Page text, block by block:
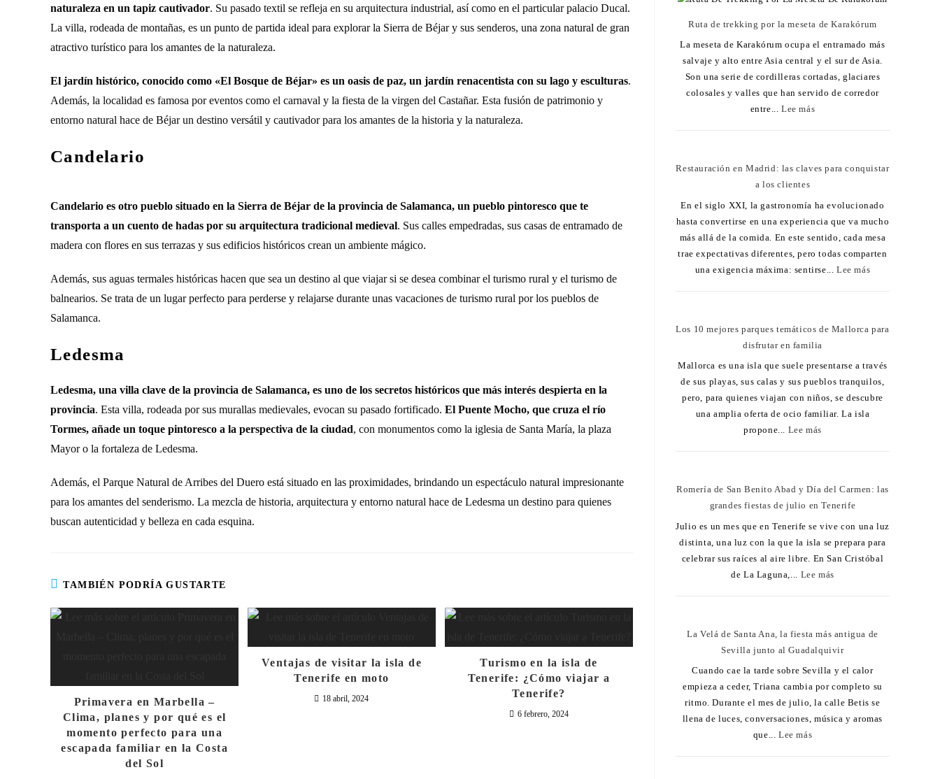
naturaleza en un tapiz cautivador. Su pasado textil se refleja en su arquitectura industrial, así como en el particular palacio Ducal.
La villa, rodeada de montañas, es un punto de partida ideal para explorar la Sierra de Béjar y sus senderos, una zona natural de gran
atractivo turístico para los amantes de la naturaleza.
El jardín histórico, conocido como «El Bosque de Béjar» es un oasis de paz, un jardín renacentista con su lago y esculturas.
Además, la localidad es famosa por eventos como el carnaval y la fiesta de la virgen del Castañar. Esta fusión de patrimonio y
entorno natural hace de Béjar un destino versátil y cautivador para los amantes de la historia y la naturaleza.
Candelario
Candelario es otro pueblo situado en la Sierra de Béjar de la provincia de Salamanca, un pueblo pintoresco que te
transporta a un cuento de hadas por su arquitectura tradicional medieval. Sus calles empedradas, sus casas de entramado de
madera con flores en sus terrazas y sus edificios históricos crean un ambiente mágico.
Además, sus aguas termales históricas hacen que sea un destino al que viajar si se desea combinar el turismo rural y el turismo de
balnearios. Se trata de un lugar perfecto para perderse y relajarse durante unas vacaciones de turismo rural por los pueblos de
Salamanca.
Ledesma
Ledesma, una villa clave de la provincia de Salamanca, es uno de los secretos históricos que más interés despierta en la
provincia. Esta villa, rodeada por sus murallas medievales, evocan su pasado fortificado. El Puente Mocho, que cruza el río
Tormes, añade un toque pintoresco a la perspectiva de la ciudad, con monumentos como la iglesia de Santa María, la plaza
Mayor o la fortaleza de Ledesma.
Además, el Parque Natural de Arribes del Duero está situado en las proximidades, brindando un espectáculo natural impresionante
para los amantes del senderismo. La mezcla de historia, arquitectura y entorno natural hace de Ledesma un destino para quienes
buscan autenticidad y belleza en cada esquina.
TAMBIÉN PODRÍA GUSTARTE
Primavera en Marbella –
Clima, planes y por qué es el
momento perfecto para una
escapada familiar en la Costa
del Sol
Ventajas de visitar la isla de
Tenerife en moto
18 abril, 2024
Turismo en la isla de
Tenerife: ¿Cómo viajar a
Tenerife?
6 febrero, 2024
Ruta de trekking por la meseta de Karakórum
La meseta de Karakórum ocupa el entramado más
salvaje y alto entre Asia central y el sur de Asia.
Son una serie de cordilleras cortadas, glaciares
colosales y valles que han servido de corredor
entre...Lee más
Restauración en Madrid: las claves para conquistar
a los clientes
En el siglo XXI, la gastronomía ha evolucionado
hasta convertirse en una experiencia que va mucho
más allá de la comida. En este sentido, cada mesa
trae expectativas diferentes, pero todas comparten
una exigencia máxima: sentirse...Lee más
Los 10 mejores parques temáticos de Mallorca para
disfrutar en familia
Mallorca es una isla que suele presentarse a través
de sus playas, sus calas y sus pueblos tranquilos,
pero, para quienes viajan con niños, se descubre
una amplia oferta de ocio familiar. La isla
propone... Lee más
Romería de San Benito Abad y Día del Carmen: las
grandes fiestas de julio en Tenerife
Julio es un mes que en Tenerife se vive con una luz
distinta, una luz con la que la isla se prepara para
celebrar sus raíces al aire libre. En San Cristóbal
de La Laguna,... Lee más
La Velá de Santa Ana, la fiesta más antigua de
Sevilla junto al Guadalquivir
Cuando cae la tarde sobre Sevilla y el calor
empieza a ceder, Triana cambia por completo su
ritmo. Durante el mes de julio, la calle Betis se
llena de luces, conversaciones, música y aromas
que... Lee más